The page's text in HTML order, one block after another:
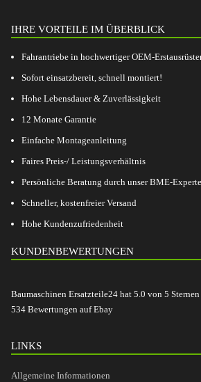
IHRE VORTEILE IM ÜBERBLICK
Fahrantriebe in hochwertiger OEM-
Sofort einsatzbereit, schnell montiert!
Hohe Lebensdauer & Zuverlässigkeit
12 Monate Garantie
Einfache Montageanleitung
Faires Preis-/ Leistungsverhältnis
Persönliche Beratung durch unser BME-
Schneller, kostenfreier Versand
Hohe Kundenzufriedenheit
KUNDENBEWERTUNGEN
Baumaschinen Ersatzteile24 hat 5.0 von 5 Sternen
534 Bewertungen auf Ebay
LINKS
Allgemeine Informationen